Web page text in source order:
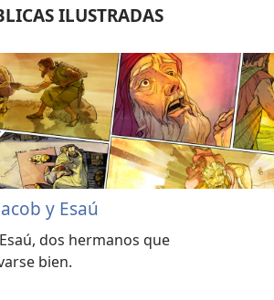
ILUSTRADAS
y Esaú
dos hermanos que
bien.